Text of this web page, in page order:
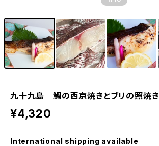
九十九島 鯛の西京焼きとブリの照焼き
¥4,320
International shipping available